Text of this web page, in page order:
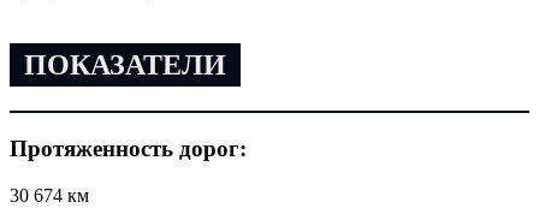
ПОКАЗАТЕЛИ
Протяженность дорог:
30 674 км